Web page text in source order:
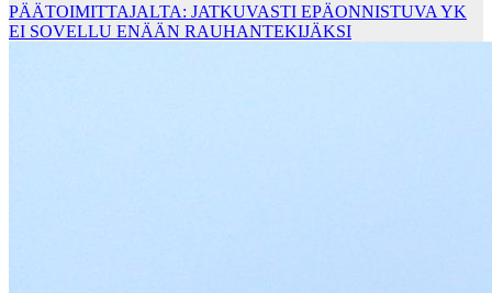
PÄÄTOIMITTAJALTA: JATKUVASTI EPÄONNISTUVA YK
EI SOVELLU ENÄÄN RAUHANTEKIJÄKSI